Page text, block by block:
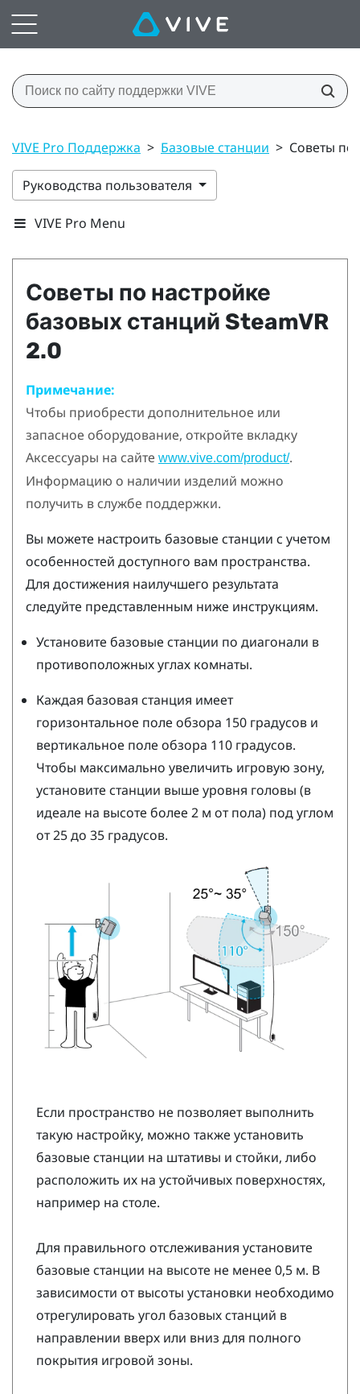
VIVE Pro Поддержка > Базовые станции > Советы по
Руководства пользователя
VIVE Pro Menu
Советы по настройке
базовых станций SteamVR
2.0
Примечание:
Чтобы приобрести дополнительное или
запасное оборудование, откройте вкладку
Аксессуары на сайте www.vive.com/product/.
Информацию о наличии изделий можно
получить в службе поддержки.
Вы можете настроить базовые станции с учетом
особенностей доступного вам пространства.
Для достижения наилучшего результата
следуйте представленным ниже инструкциям.
Установите базовые станции по диагонали в
противоположных углах комнаты.
Каждая базовая станция имеет
горизонтальное поле обзора 150 градусов и
вертикальное поле обзора 110 градусов.
Чтобы максимально увеличить игровую зону,
установите станции выше уровня головы (в
идеале на высоте более 2 м от пола) под углом
от 25 до 35 градусов.
Если пространство не позволяет выполнить
такую настройку, можно также установить
базовые станции на штативы и стойки, либо
расположить их на устойчивых поверхностях,
например на столе.
Для правильного отслеживания установите
базовые станции на высоте не менее 0,5 м. В
зависимости от высоты установки необходимо
отрегулировать угол базовых станций в
направлении вверх или вниз для полного
покрытия игровой зоны.